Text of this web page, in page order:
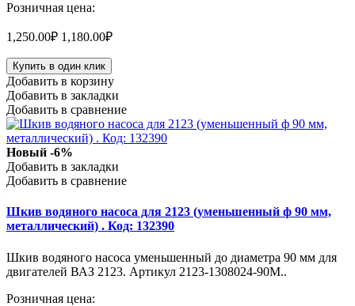
Розничная цена:
1,250.00₽ 1,180.00₽
Купить в один клик
Добавить в корзину
Добавить в закладки
Добавить в сравнение
Новый -6%
Добавить в закладки
Добавить в сравнение
Шкив водяного насоса для 2123 (уменьшенный ф 90 мм,
металлический) . Код: 132390
Шкив водяного насоса уменьшенный до диаметра 90 мм для
двигателей ВАЗ 2123. Артикул 2123-1308024-90М..
Розничная цена: